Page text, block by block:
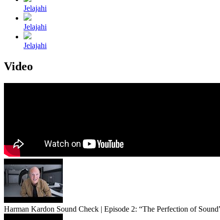
Jelajahi
Jelajahi
Jelajahi
Video
Harman Kardon Sound Check | Episode 2: “The Perfection of